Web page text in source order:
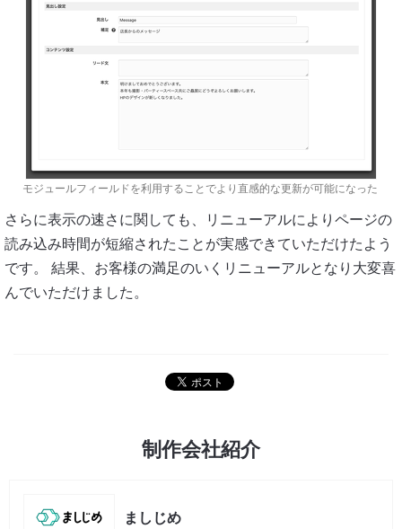
モジュールフィールドを利用することでより直感的な更新が可能になった
さらに表示の速さに関しても、リニューアルによりページの
読み込み時間が短縮されたことが実感できていただけたよう
です。 結果、お客様の満足のいくリニューアルとなり大変喜
んでいただけました。
制作会社紹介
ましじめ